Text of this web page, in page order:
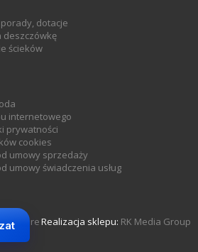
dotacje
deszczówkę
ścieków
internetowego
prywatności
cookies
umowy sprzedaży
umowy świadczenia usług
Realizacja sklepu: RK Media Group